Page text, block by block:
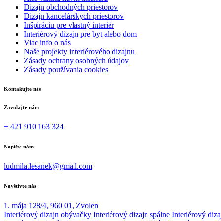
Dizajn obchodných priestorov
Dizajn kancelárskych priestorov
Inšpiráciu pre vlastný interiér
Interiérový dizajn pre byt alebo dom
Viac info o nás
Naše projekty interiérového dizajnu
Zásady ochrany osobných údajov
Zásady používania cookies
Kontakujte nás
Zavolajte nám
+ 421 910 163 324
Napíšte nám
ludmila.lesanek@gmail.com
Navštívte nás
1. mája 128/4, 960 01, Zvolen
Interiérový dizajn obývačky Interiérový dizajn spálne Interiérový